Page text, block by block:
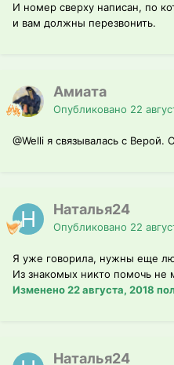
И номер сверху написан, по
и вам должны перезвонить.
Амиата
Опубликовано 22
@Welli я связывалась с
Наталья24
Опубликовано 22
Я уже говорила, нужны еще
Из знакомых никто помочь
Изменено22 августа, 2018
Наталья24